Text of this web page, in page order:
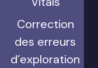
Correction
des erreurs
d’exploration